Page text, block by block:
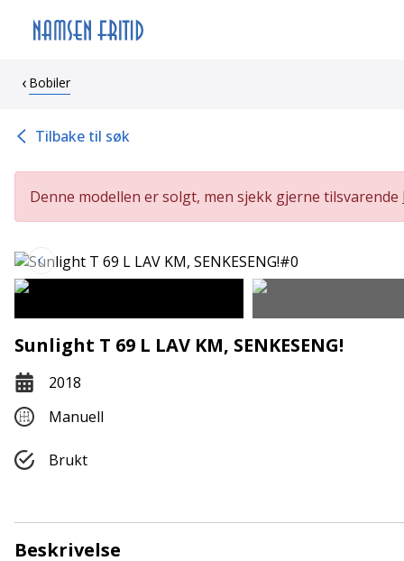
Bobiler
Tilbake til søk
Denne modellen er solgt, men sjekk gjerne tilsvarende
Sunlight T 69 L LAV KM, SENKESENG!
2018
Manuell
Brukt
Beskrivelse